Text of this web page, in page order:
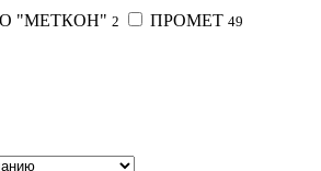
"МЕТКОН" 2 ПРОМЕТ 49